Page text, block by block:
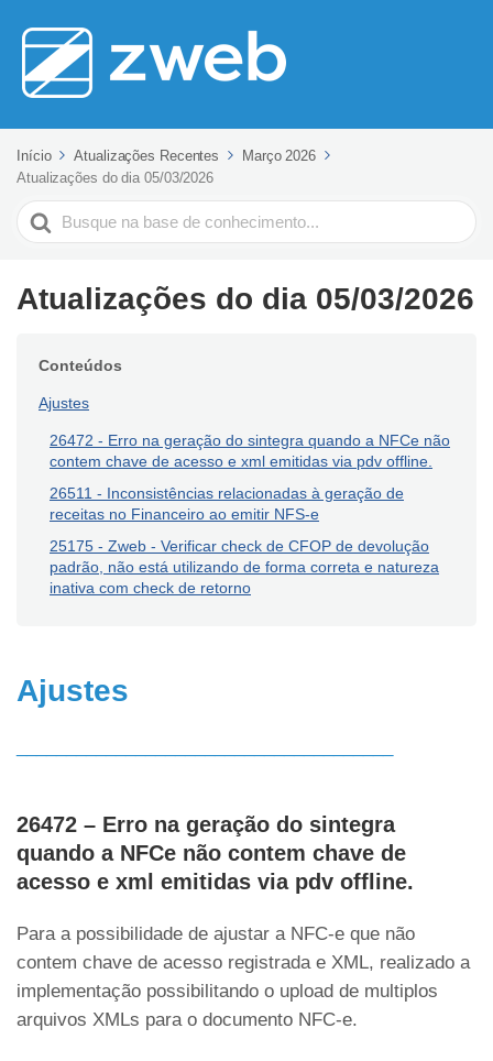
Início Atualizações Recentes
Março 2026
Atualizações do dia 05/03/2026
Pesquisar
Atualizações do dia 05/03/2026
Conteúdos
Ajustes
26472 - Erro na geração do sintegra quando a NFCe não
contem chave de acesso e xml emitidas via pdv offline.
26511 - Inconsistências relacionadas à geração de
receitas no Financeiro ao emitir NFS-e
25175 - Zweb - Verificar check de CFOP de devolução
padrão, não está utilizando de forma correta e natureza
inativa com check de retorno
Ajustes
26472 – Erro na geração do sintegra
quando a NFCe não contem chave de
acesso e xml emitidas via pdv offline.
Para a possibilidade de ajustar a NFC-e que não
contem chave de acesso registrada e XML, realizado a
implementação possibilitando o upload de multiplos
arquivos XMLs para o documento NFC-e.